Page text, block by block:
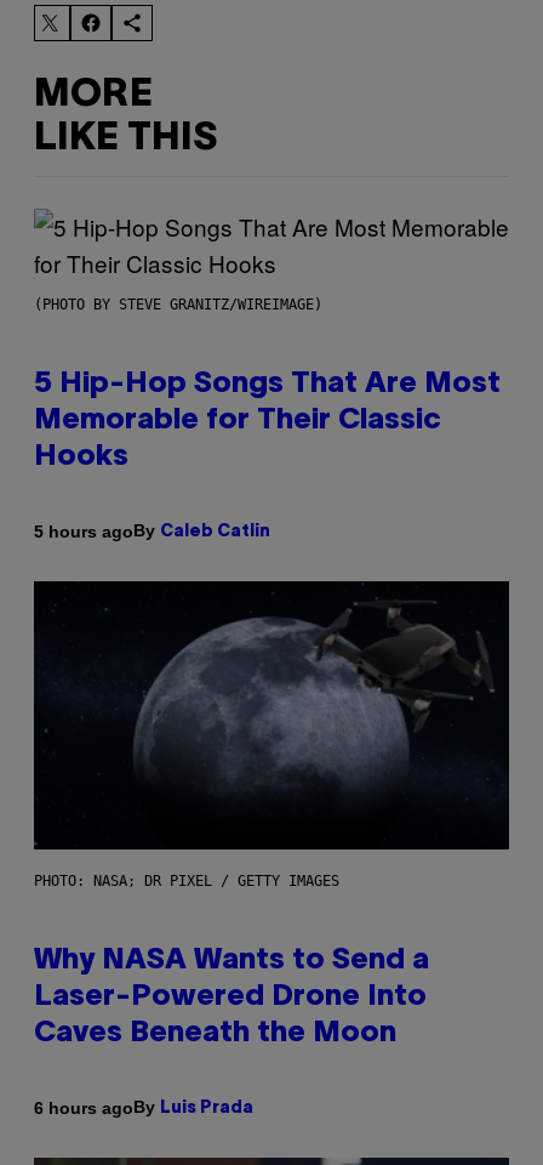
MORE
LIKE THIS
(PHOTO BY STEVE GRANITZ/WIREIMAGE)
5 Hip-Hop Songs That Are Most
Memorable for Their Classic
Hooks
5 hours agoBy Caleb Catlin
PHOTO: NASA; DR PIXEL / GETTY IMAGES
Why NASA Wants to Send a
Laser-Powered Drone Into
Caves Beneath the Moon
6 hours agoBy Luis Prada